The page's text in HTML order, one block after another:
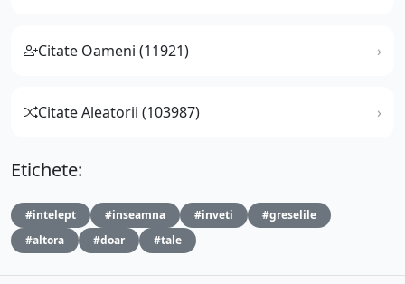
Citate Oameni (11921)
Citate Aleatorii (103987)
Etichete:
#intelept #inseamna #inveti
#greselile
#altora
#doar #tale